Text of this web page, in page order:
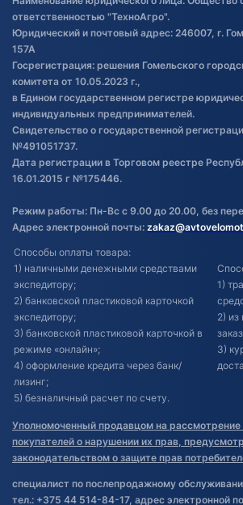
Обработка файлов cookie
Постановка транспорта на учет
Обновления в ЭПТС 2024
ответственностью "ТехноАгро".
Юридический и почтовый адрес: 246007, г.
157А
Госрегистрация: решения Гомельского
комитета от 10.05.2023 г.,
в Едином государственном регистре
индивидуальных предпринимателей.
Свидетельство о государственной
№491051737.
Дата регистрации в Торговом реестре
16.01.2015 г №175446.
Режим работы: Пн-Вс с 9.00 до 20.00, без
Адрес электронной почты:
Способы оплаты товара:
1) наличными денежными средствами
экспедитору;
2) банковской пластиковой карточкой
экспедитору;
3) банковской пластиковой карточкой в
режиме «онлайн»;
4) оформление кредита через банк/
лизинг;
5) безналичный расчет по счету.
1)
2) из
3)
Уполномоченный продавцом на
покупателей о нарушении их прав,
законодательством о защите прав
специалист по послепродажному
тел.: +375 44 514-84-17, адрес электронной